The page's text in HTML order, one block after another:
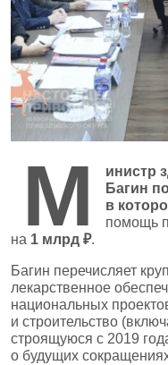
М
инистр
Багин
в
помощь
на 1 млрд ₽.
Багин перечисляет
лекарственное
национальных
и строительство
строящуюся с 2019
о будущих